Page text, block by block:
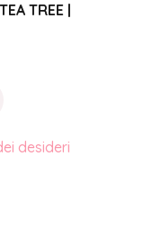
TREE |
desideri